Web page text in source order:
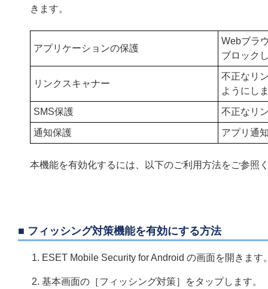
きます。
アプリケーションの保護
Webブラ
ブロック
リンクスキャナー
不正なリ
ようにし
SMS保護 不正なリ
通知保護 アプリ通
本機能を有効化するには、以下のご利用方法をご参照
■ フィッシング対策機能を有効にする方法
ESET Mobile Security for Android の画面を開きます
基本画面の［フィッシング対策］をタップします。